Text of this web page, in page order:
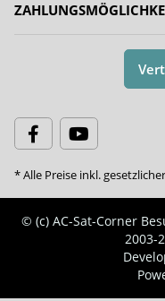
* Alle Preise inkl.
© (c) AC-Sat-Corner
2003-